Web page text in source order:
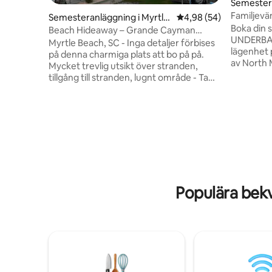
Semesteranläggning i Myrtle
Beach
4,98 av 5 i
4,98 (54)
Beach Hideaway – Grande Cayman
Resort MB *King size-säng
Myrtle Beach, SC - Inga detaljer förbises
på denna charmiga plats att bo på på.
Mycket trevlig utsikt över stranden,
tillgång till stranden, lugnt område - Ta
täcke och badlakan tillhandahålls!
Hill Beach
havet
Boka din
lägenhet
av North
knappt
Populära